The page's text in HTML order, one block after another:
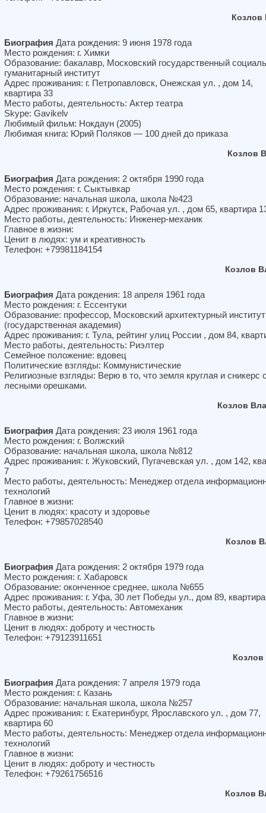
Козлов
Биография Дата рождения: 9 июня 1978 года
Место рождения: г. Химки
Образование: бакалавр, Московский государственный
гуманитарный институт
Адрес проживания: г. Петропавловск, Онежская ул. , дом 14,
квартира 33
Место работы, деятельность: Актер театра
Skype: Gavikelv
Любимый фильм: Нокдаун (2005)
Любимая книга: Юрий Поляков — 100 дней до приказа
Козлов
Биография Дата рождения: 2 октября 1990 года
Место рождения: г. Сыктывкар
Образование: начальная школа, школа №423
Адрес проживания: г. Иркутск, Рабочая ул. , дом 65, квартира
Место работы, деятельность: Инженер-механик
Главное в жизни:
Ценит в людях: ум и креативность
Телефон: +79981184154
Козлов
Биография Дата рождения: 18 апреля 1961 года
Место рождения: г. Ессентуки
Образование: профессор, Московский архитектурный институт
(государственная академия)
Адрес проживания: г. Тула, рейтинг улиц России , дом 84,
Место работы, деятельность: Риэлтер
Семейное положение: вдовец
Политические взгляды: Коммунистические
Религиозные взгляды: Верю в то, что земля круглая и сникерс
лесными орешками.
Козлов
Биография Дата рождения: 23 июля 1961 года
Место рождения: г. Волжский
Образование: начальная школа, школа №812
Адрес проживания: г. Жуковский, Пугачевская ул. , дом 142,
7
Место работы, деятельность: Менеджер отдела
технологий
Главное в жизни:
Ценит в людях: красоту и здоровье
Телефон: +79857028540
Козлов
Биография Дата рождения: 2 октября 1979 года
Место рождения: г. Хабаровск
Образование: оконченное среднее, школа №655
Адрес проживания: г. Уфа, 30 лет Победы ул., дом 89,
Место работы, деятельность: Автомеханик
Главное в жизни:
Ценит в людях: доброту и честность
Телефон: +79123911651
Биография Дата рождения: 7 апреля 1979 года
Место рождения: г. Казань
Образование: начальная школа, школа №257
Адрес проживания: г. Екатеринбург, Ярославского ул. , дом 77,
квартира 60
Место работы, деятельность: Менеджер отдела
технологий
Главное в жизни:
Ценит в людях: доброту и честность
Телефон: +79261756516
Козлов